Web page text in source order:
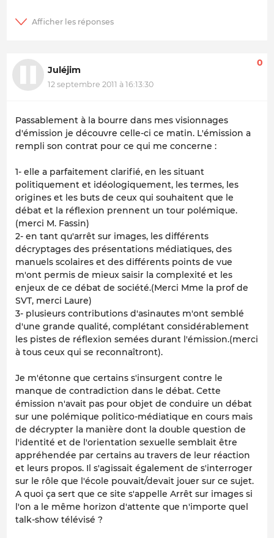
Juléjim
12 septembre 2011 à 16:13:30
0
Passablement à la bourre dans mes visionnages
d'émission je découvre celle-ci ce matin. L'émission a
rempli son contrat pour ce qui me concerne :
1- elle a parfaitement clarifié, en les situant
politiquement et idéologiquement, les termes, les
origines et les buts de ceux qui souhaitent que le
débat et la réflexion prennent un tour polémique.
(merci M. Fassin)
2- en tant qu'arrêt sur images, les différents
décryptages des présentations médiatiques, des
manuels scolaires et des différents points de vue
m'ont permis de mieux saisir la complexité et les
enjeux de ce débat de société.(Merci Mme la prof de
SVT, merci Laure)
3- plusieurs contributions d'asinautes m'ont semblé
d'une grande qualité, complétant considérablement
les pistes de réflexion semées durant l'émission.(merci
à tous ceux qui se reconnaîtront).
Je m'étonne que certains s'insurgent contre le
manque de contradiction dans le débat. Cette
émission n'avait pas pour objet de conduire un débat
sur une polémique politico-médiatique en cours mais
de décrypter la manière dont la double question de
l'identité et de l'orientation sexuelle semblait être
appréhendée par certains au travers de leur réaction
et leurs propos. Il s'agissait également de s'interroger
sur le rôle que l'école pouvait/devait jouer sur ce sujet.
A quoi ça sert que ce site s'appelle Arrêt sur images si
l'on a le même horizon d'attente que n'importe quel
talk-show télévisé ?